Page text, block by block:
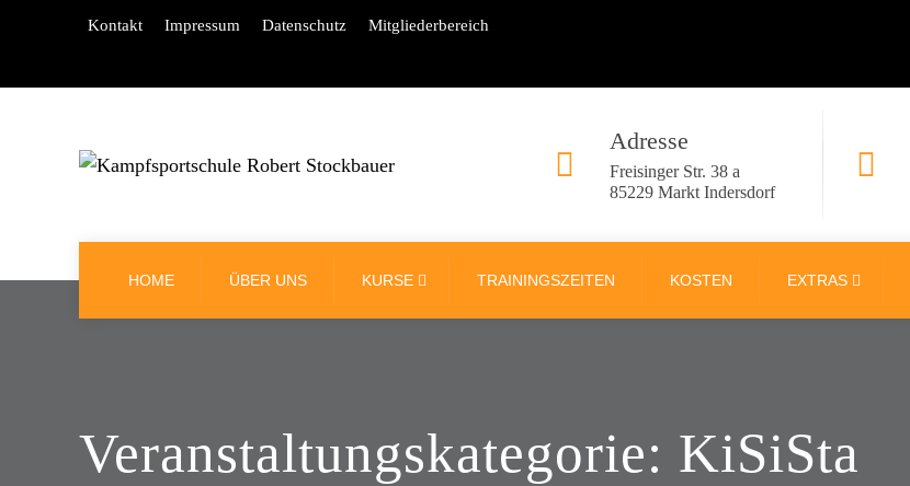
Kontakt Impressum Datenschutz Mitgliederbereich
Adresse
Freisinger Str. 38 a
85229 Markt Indersdorf
HOME ÜBER UNS KURSE TRAININGSZEITEN KOSTEN EXTRAS
Veranstaltungskategorie: KiSiSta